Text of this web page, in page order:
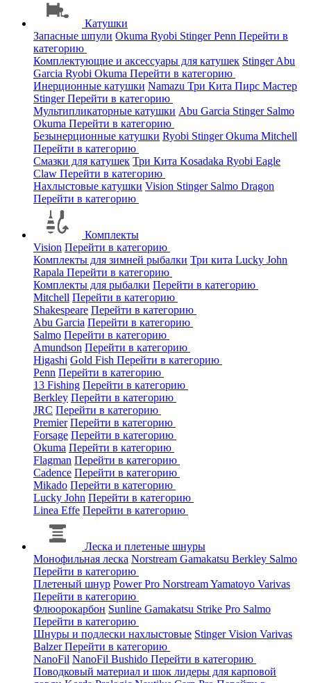
Катушки
Запасные шпули Okuma Ryobi StingerPenn Перейти в
категорию
Комплектующие и аксессуары для катушек StingerAbu
Garcia Ryobi Okuma Перейти в категорию
Инерционные катушки Namazu Три Кита Пирс Мастер
StingerПерейти в категорию
Мультипликаторные катушки Abu Garcia Stinger Salmo
Okuma Перейти в категорию
Безынерционные катушки Ryobi StingerOkuma Mitchell
Перейти в категорию
Смазки для катушек Три Кита Kosadaka Ryobi Eagle
Claw Перейти в категорию
Нахлыстовые катушки Vision Stinger Salmo Dragon
Перейти в категорию
Комплекты
Vision Перейти в категорию
Комплекты для зимней рыбалки Три кита Lucky John
Rapala Перейти в категорию
Комплекты для рыбалки Перейти в категорию
Mitchell Перейти в категорию
Shakespeare Перейти в категорию
Abu Garcia Перейти в категорию
Salmo Перейти в категорию
Amundson Перейти в категорию
Higashi Gold Fish Перейти в категорию
Penn Перейти в категорию
13 Fishing Перейти в категорию
Berkley Перейти в категорию
JRC Перейти в категорию
Premier Перейти в категорию
Forsage Перейти в категорию
Okuma Перейти в категорию
Flagman Перейти в категорию
Cadence Перейти в категорию
Mikado Перейти в категорию
Lucky John Перейти в категорию
Linea Effe Перейти в категорию
Леска и плетеные шнуры
Монофильная леска Norstream Gamakatsu Berkley Salmo
Перейти в категорию
Плетеный шнур Power Pro NorstreamYamatoyo Varivas
Перейти в категорию
Флюорокарбон Sunline Gamakatsu Strike Pro Salmo
Перейти в категорию
Шнуры и подлески нахлыстовые StingerVision Varivas
BalzerПерейти в категорию
NanoFil NanoFil Bushido Перейти в категорию
Поводковый материал и шок лидеры для карповой